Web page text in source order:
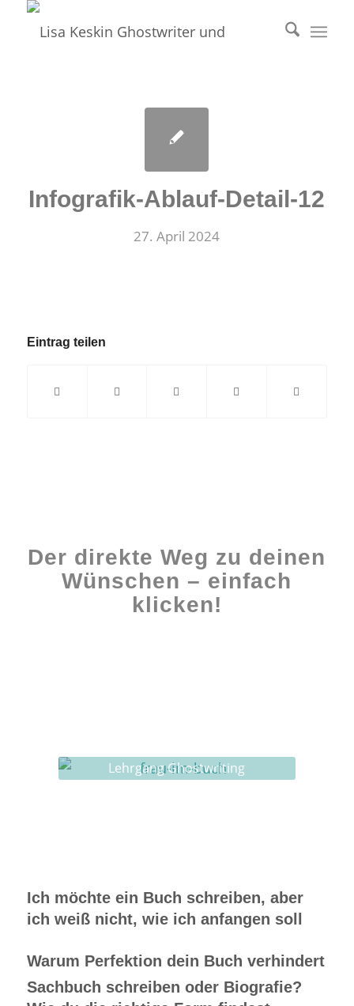
Infografik-Ablauf-Detail-12
27. April 2024
Eintrag teilen
Der direkte Weg zu deinen
Wünschen – einfach
klicken!
Lehrgang Ghostwriting
Ich möchte ein Buch schreiben, aber
ich weiß nicht, wie ich anfangen soll
Warum Perfektion dein Buch verhindert
Sachbuch schreiben oder Biografie?